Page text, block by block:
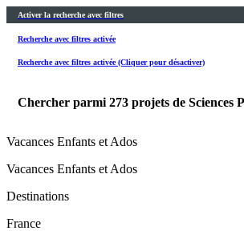
Activer la recherche avec filtres
Recherche avec filtres activée
Recherche avec filtres activée (Cliquer pour désactiver)
Chercher parmi 273 projets de Sciences
Vacances Enfants et Ados
Vacances Enfants et Ados
Destinations
France